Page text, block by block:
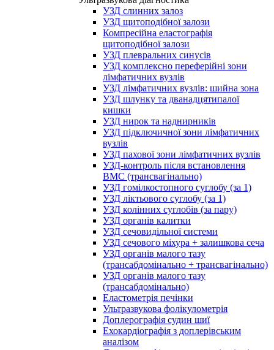
УЗД слинних залоз
УЗД щитоподібної залози
Компресійна еластографія
щитоподібної залози
УЗД плевральних синусів
УЗД комплексно переферійні зони
лімфатичних вузлів
УЗД лімфатичних вузлів: шийна зона
УЗД шлунку та дванадцятипалої
кишки
УЗД нирок та наднирників
УЗД підключичної зони лімфатичних
вузлів
УЗД пахової зони лімфатичних вузлів
УЗД-контроль після встановлення
ВМС (трансвагінально)
УЗД гомілкостопного суглобу (за 1)
УЗД ліктьового суглобу (за 1)
УЗД колінних суглобів (за пару)
УЗД органів калитки
УЗД сечовидільної системи
УЗД сечового міхура + залишкова сеча
УЗД органів малого тазу
(трансабдомінально + трансвагінально)
УЗД органів малого тазу
(трансабдомінально)
Еластометрія печінки
Ультразвукова фолікулометрія
Доплерографія судин шиї
Ехокардіографія з доплерівським
аналізом